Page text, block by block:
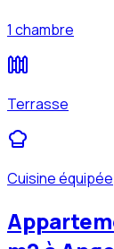
1 chambre
Terrasse
Cuisine équipée